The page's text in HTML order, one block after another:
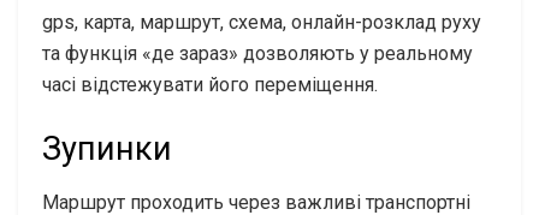
gps, карта, маршрут, схема, онлайн-розклад руху
та функція «де зараз» дозволяють у реальному
часі відстежувати його переміщення.
Зупинки
Маршрут проходить через важливі транспортні